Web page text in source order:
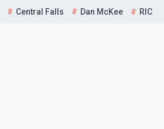
Central Falls Dan McKee RIC